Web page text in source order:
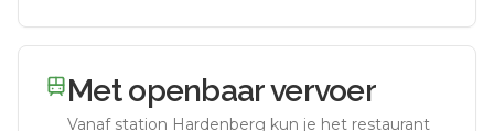
Met openbaar vervoer
Vanaf station Hardenberg kun je het restaurant